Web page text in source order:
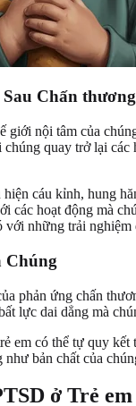
Chấn thương
giới nội tâm của
quay trở lại
cáu kỉnh, hung
các hoạt động mà
những trải nghiệm
Chúng
phản ứng chấn
lực dai dẳng mà
em có thể tự quy
bản chất của
ở Trẻ